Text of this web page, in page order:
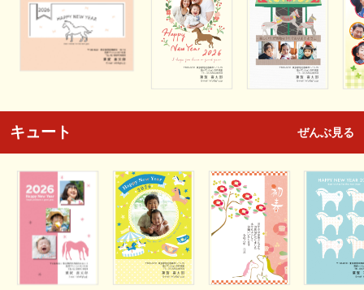
キュート ぜんぶ見る